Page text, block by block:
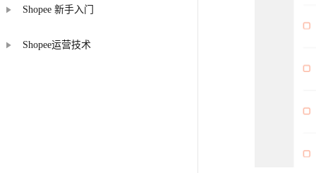
Shopee 新手入门
Shopee运营技术